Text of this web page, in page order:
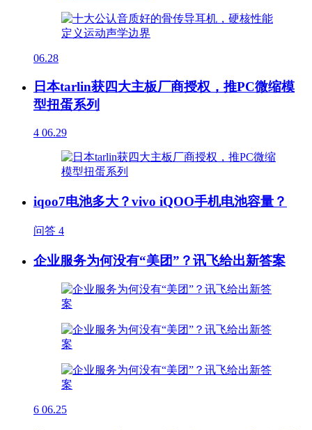
06.28
日本tarlin获四大主板厂商授权，推PC微缩模
型扭蛋系列
4 06.29
iqoo7电池多大？vivo iQOO手机电池容量？
问答 4
企业服务为何没有“美团”？讯飞给出新答案
6 06.25